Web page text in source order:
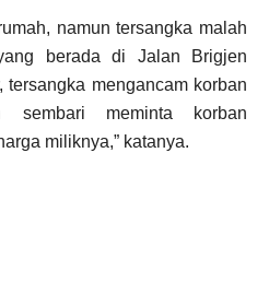
namun tersangka malah
berada di Jalan Brigjen
tersangka mengancam korban
sembari meminta korban
miliknya,” katanya.